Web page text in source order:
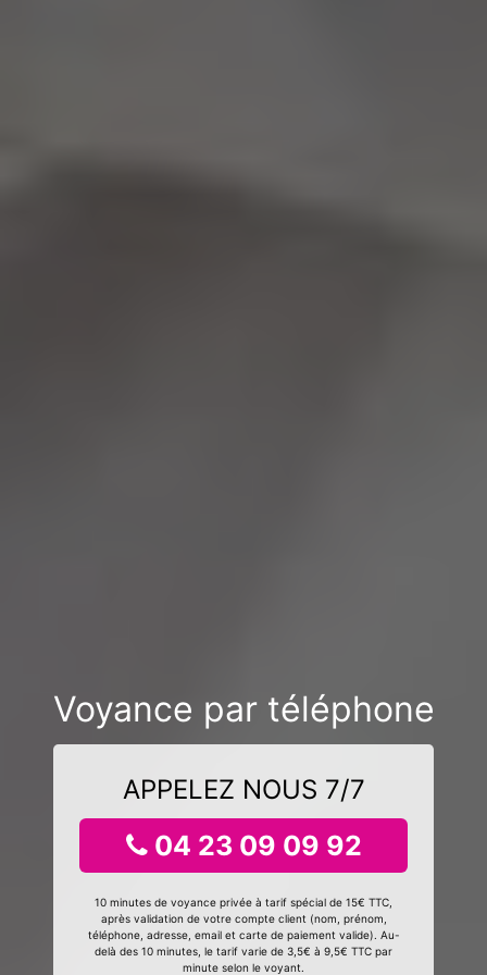
Voyance par téléphone
APPELEZ NOUS 7/7
04 23 09 09 92
10 minutes de voyance privée à tarif spécial de 15€ TTC,
après validation de votre compte client (nom, prénom,
téléphone, adresse, email et carte de paiement valide). Au-
delà des 10 minutes, le tarif varie de 3,5€ à 9,5€ TTC par
minute selon le voyant.